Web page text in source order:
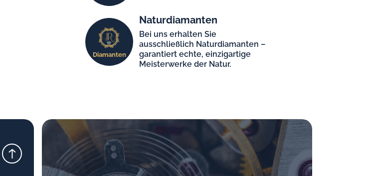
Diamanten
Naturdiamanten
Bei uns erhalten Sie
ausschließlich Naturdiamanten –
garantiert echte, einzigartige
Meisterwerke der Natur.